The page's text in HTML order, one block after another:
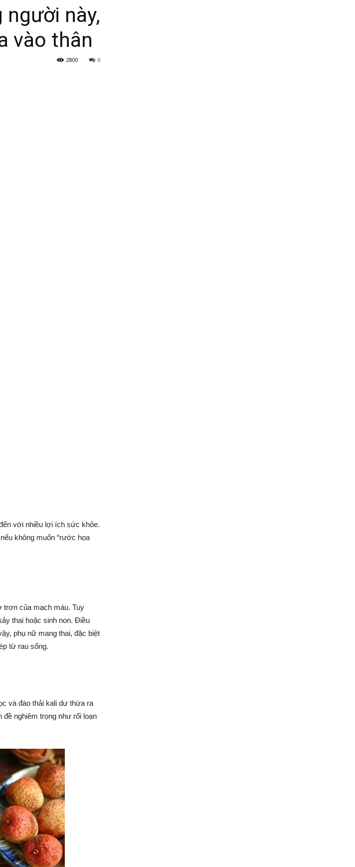
người này,
vào thân
0
2800
với nhiều lợi ích sức khỏe.
không muốn “rước họa
trơn của mạch máu. Tuy
thai hoặc sinh non. Điều
phụ nữ mang thai, đặc biệt
từ rau sống.
và đào thải kali dư thừa ra
nghiêm trọng như rối loạn